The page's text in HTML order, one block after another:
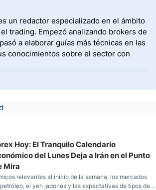
un redactor especializado en el ámbito
trading. Empezó analizando brokers de
a elaborar guías más técnicas en las
conocimientos sobre el sector con
Hoy: El Tranquilo Calendario
del Lunes Deja a Irán en el Punto
Mira
relevantes al inicio de la semana, los mercados
el yen japonés y las expectativas de tipos de